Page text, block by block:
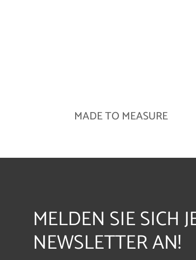
MADE TO MEASURE
MELDEN SIE SICH
NEWSLETTER AN!